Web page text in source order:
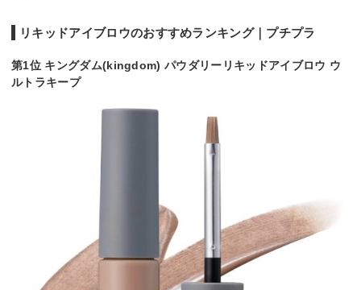
リキッドアイブロウのおすすめランキング｜プチプラ
第1位 キングダム(kingdom) パウダリーリキッドアイブロウ ウ
ルトラキープ